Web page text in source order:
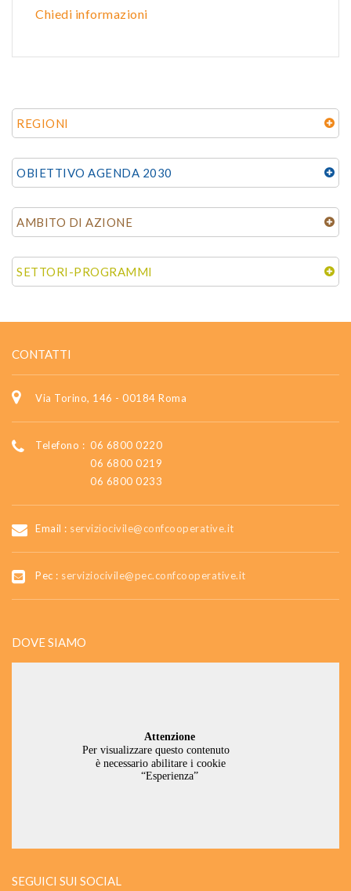
Chiedi informazioni
REGIONI
OBIETTIVO AGENDA 2030
AMBITO DI AZIONE
SETTORI-PROGRAMMI
CONTATTI
Via Torino, 146 - 00184 Roma
Telefono : 06 6800 0220
06 6800 0219
06 6800 0233
Email : serviziocivile@confcooperative.it
Pec : serviziocivile@pec.confcooperative.it
DOVE SIAMO
SEGUICI SUI SOCIAL